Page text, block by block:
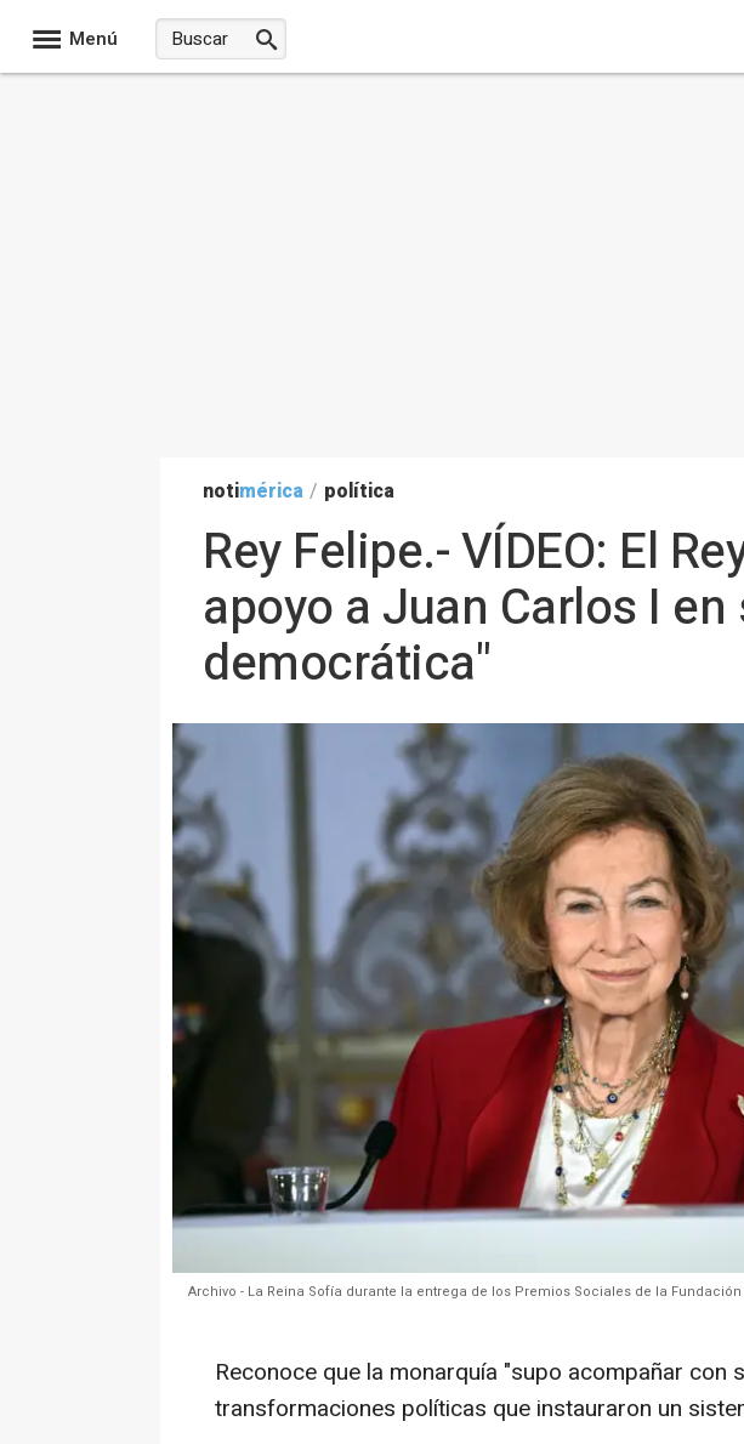
Menú
notimérica / política
Rey Felipe.- VÍDEO: El
apoyo a Juan Carlos I
democrática"
Archivo - La Reina Sofía durante la entrega de los Premios Sociales de la
Reconoce que la monarquía "supo acompañar con
transformaciones políticas que instauraron un